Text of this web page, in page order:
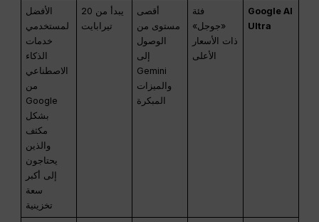
Google AI
Ultra
فئة
«جوجل»
ذات الأسعار
الأعلى
أقصى
مستوى من
الوصول
إلى
Gemini
والميزات
المبكرة
يبدأ من 20
تيرابايت
الأفضل
لمستخدمي
خدمات
الذكاء
الاصطناعي
من
Google
بشكل
مكثف
والذين
يحتاجون
إلى أكبر
سعة
تخزينية